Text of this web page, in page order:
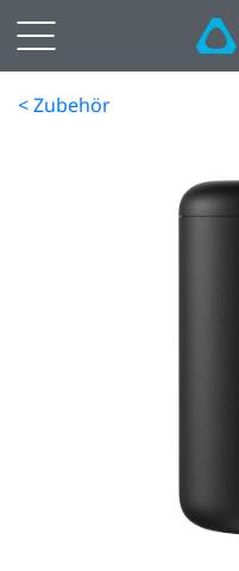
< Zubehör